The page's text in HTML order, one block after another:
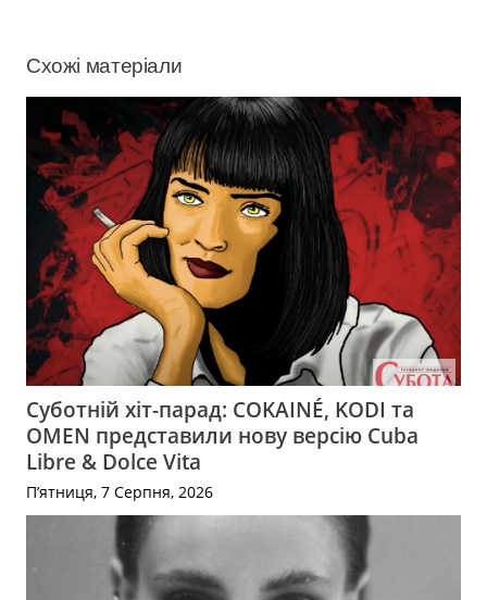
Схожі матеріали
Суботній хіт-парад: COKAINÉ, KODI та
OMEN представили нову версію Cuba
Libre & Dolce Vita
П’ятниця, 7 Серпня, 2026